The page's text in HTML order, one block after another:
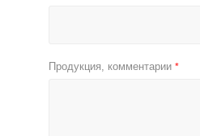
Продукция, комментарии *